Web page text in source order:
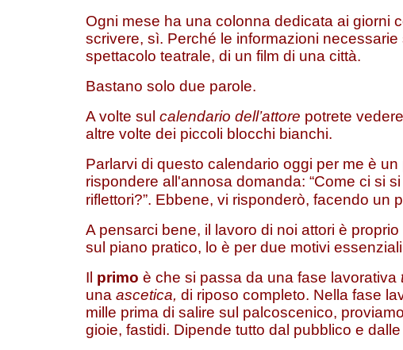
Ogni mese ha una colonna dedicata ai giorni
scrivere, sì. Perché le informazioni
spettacolo teatrale, di un film di una città.
Bastano solo due parole.
A volte sul calendario dell’attore potrete
altre volte dei piccoli blocchi bianchi.
Parlarvi di questo calendario oggi per me è
rispondere all'annosa domanda: “Come ci si
riflettori?”. Ebbene, vi risponderò, facendo un
A pensarci bene, il lavoro di noi attori è proprio
sul piano pratico, lo è per due motivi
Il primo è che si passa da una fase lavorativa
una ascetica, di riposo completo. Nella fase
mille prima di salire sul palcoscenico,
gioie, fastidi. Dipende tutto dal pubblico e